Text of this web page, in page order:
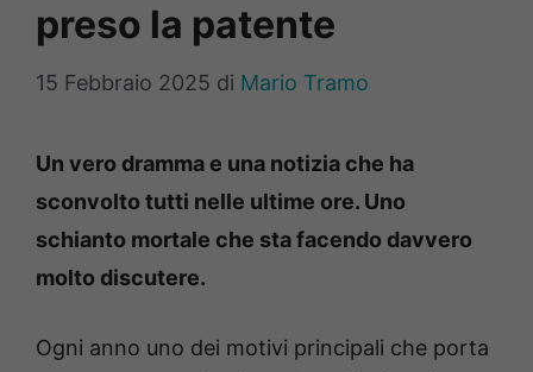
preso la patente
15 Febbraio 2025 di Mario Tramo
Un vero dramma e una notizia che ha
sconvolto tutti nelle ultime ore. Uno
schianto mortale che sta facendo davvero
molto discutere.
Ogni anno uno dei motivi principali che porta